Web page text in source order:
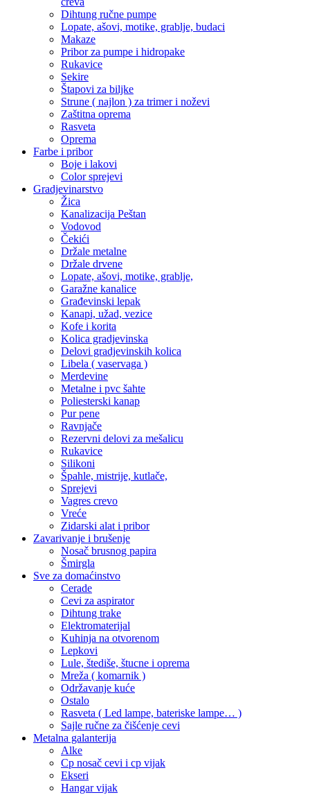
Dihtung ručne pumpe
Lopate, ašovi, motike, grablje, budaci
Makaze
Pribor za pumpe i hidropake
Rukavice
Sekire
Štapovi za biljke
Strune ( najlon ) za trimer i noževi
Zaštitna oprema
Rasveta
Oprema
Farbe i pribor
Boje i lakovi
Color sprejevi
Gradjevinarstvo
Žica
Kanalizacija Peštan
Vodovod
Čekići
Držale metalne
Držale drvene
Lopate, ašovi, motike, grablje,
Garažne kanalice
Građevinski lepak
Kanapi, užad, vezice
Kofe i korita
Kolica gradjevinska
Delovi gradjevinskih kolica
Libela ( vaservaga )
Merdevine
Metalne i pvc šahte
Poliesterski kanap
Pur pene
Ravnjače
Rezervni delovi za mešalicu
Rukavice
Silikoni
Špahle, mistrije, kutlače,
Sprejevi
Vagres crevo
Vreće
Zidarski alat i pribor
Zavarivanje i brušenje
Nosač brusnog papira
Šmirgla
Sve za domaćinstvo
Cerade
Cevi za aspirator
Dihtung trake
Elektromaterijal
Kuhinja na otvorenom
Lepkovi
Lule, štediše, štucne i oprema
Mreža ( komarnik )
Održavanje kuće
Ostalo
Rasveta ( Led lampe, bateriske lampe… )
Sajle ručne za čišćenje cevi
Metalna galanterija
Alke
Cp nosač cevi i cp vijak
Ekseri
Hangar vijak